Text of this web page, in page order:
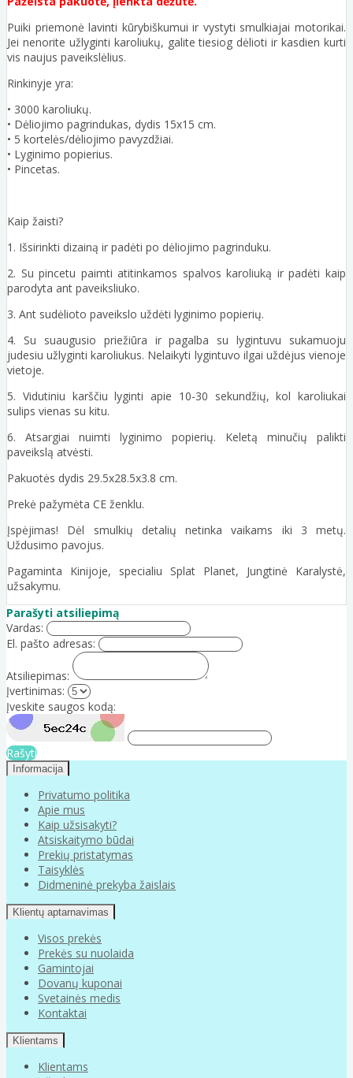
Puiki priemonė lavinti kūrybiškumui ir vystyti smulkiajai motorikai.
Jei nenorite užlyginti karoliukų, galite tiesiog dėlioti ir kasdien kurti
vis naujus paveikslėlius.
Rinkinyje yra:
• 3000 karoliukų.
• Dėliojimo pagrindukas, dydis 15x15 cm.
• 5 kortelės/dėliojimo pavyzdžiai.
• Lyginimo popierius.
• Pincetas.
Kaip žaisti?
1. Išsirinkti dizainą ir padėti po dėliojimo pagrinduku.
2. Su pincetu paimti atitinkamos spalvos karoliuką ir padėti kaip
parodyta ant paveiksliuko.
3. Ant sudėlioto paveikslo uždėti lyginimo popierių.
4. Su suaugusio priežiūra ir pagalba su lygintuvu sukamuoju
judesiu užlyginti karoliukus. Nelaikyti lygintuvo ilgai uždėjus vienoje
vietoje.
5. Vidutiniu karščiu lyginti apie 10-30 sekundžių, kol karoliukai
sulips vienas su kitu.
6. Atsargiai nuimti lyginimo popierių. Keletą minučių palikti
paveikslą atvėsti.
Pakuotės dydis 29.5x28.5x3.8 cm.
Prekė pažymėta CE ženklu.
Įspėjimas! Dėl smulkių detalių netinka vaikams iki 3 metų.
Uždusimo pavojus.
Pagaminta Kinijoje, specialiu Splat Planet, Jungtinė Karalystė,
užsakymu.
Parašyti atsiliepimą
Vardas:
El. pašto adresas:
Atsiliepimas:
Įvertinimas:
Įveskite saugos kodą:
Rašyti
Informacija
Privatumo politika
Apie mus
Kaip užsisakyti?
Atsiskaitymo būdai
Prekių pristatymas
Taisyklės
Didmeninė prekyba žaislais
Klientų aptarnavimas
Visos prekės
Prekės su nuolaida
Gamintojai
Dovanų kuponai
Svetainės medis
Kontaktai
Klientams
Klientams